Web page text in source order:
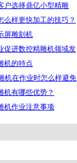
户选择鼎亿小型精雕
么样更快加工的技巧？
屏雕刻机
促进数控精雕机领域发
机的特点
机在作业时怎么样避免
机有哪些优势？
机作业注意事项